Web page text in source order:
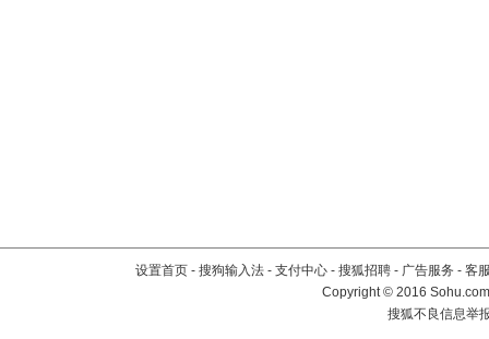
设置首页 - 搜狗输入法 - 支付中心 - 搜狐招聘 - 广告服务 - 客
Copyright©2016
搜狐不良信息举